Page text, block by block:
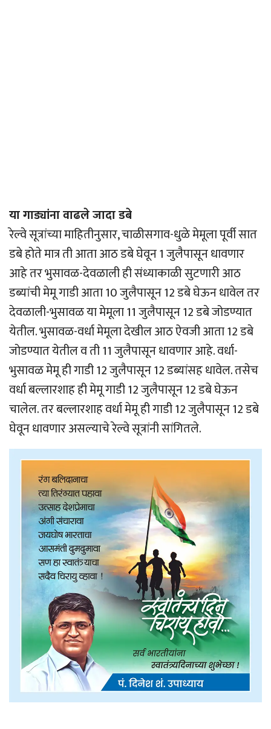
या गाड्यांना वाढले जादा डबे
रेल्वे सूत्रांच्या माहितीनुसार, चाळीसगाव-धुळे मेमूला पूर्वी सात
डबे होते मात्र ती आता आठ डबे घेवून 1 जुलैपासून धावणार
आहे तर भुसावळ-देवळाली ही संध्याकाळी सुटणारी आठ
डब्यांची मेमू गाडी आता 10 जुलैपासून 12 डबे घेऊन धावेल तर
देवळाली-भुसावळ या मेमूला 11 जुलैपासून 12 डबे जोडण्यात
येतील. भुसावळ-वर्धा मेमूला देखील आठ ऐवजी आता 12 डबे
जोडण्यात येतील व ती 11 जुलैपासून धावणार आहे. वर्धा-
भुसावळ मेमू ही गाडी 12 जुलैपासून 12 डब्यांसह धावेल. तसेच
वर्धा बल्लारशाह ही मेमू गाडी 12 जुलैपासून 12 डबे घेऊन
चालेल. तर बल्लारशाह वर्धा मेमू ही गाडी 12 जुलैपासून 12 डबे
घेवून धावणार असल्याचे रेल्वे सूत्रांनी सांगितले.